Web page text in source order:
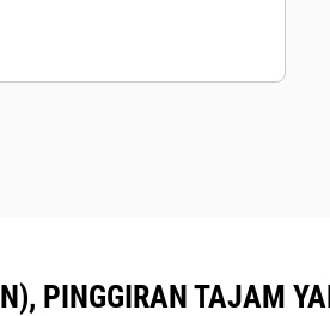
PINGGIRAN TAJAM